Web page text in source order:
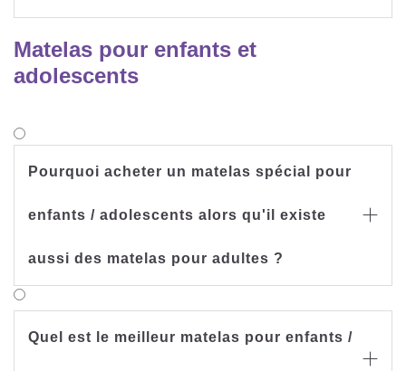
Matelas pour enfants et
adolescents
Pourquoi acheter un matelas spécial pour
enfants / adolescents alors qu'il existe
aussi des matelas pour adultes ?

Quel est le meilleur matelas pour enfants /
